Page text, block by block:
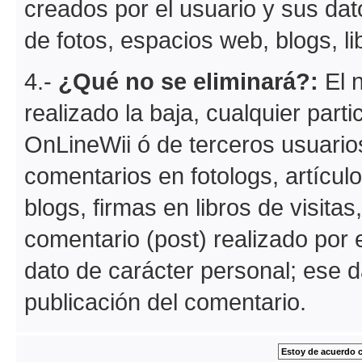
creados por el usuario y sus
de fotos, espacios web, blogs,
4.- ¿Qué no se eliminará?: El
realizado la baja, cualquier
OnLineWii ó de terceros
comentarios en fotologs,
blogs, firmas en libros de
comentario (post) realizado por
dato de carácter personal; ese
publicación del comentario.